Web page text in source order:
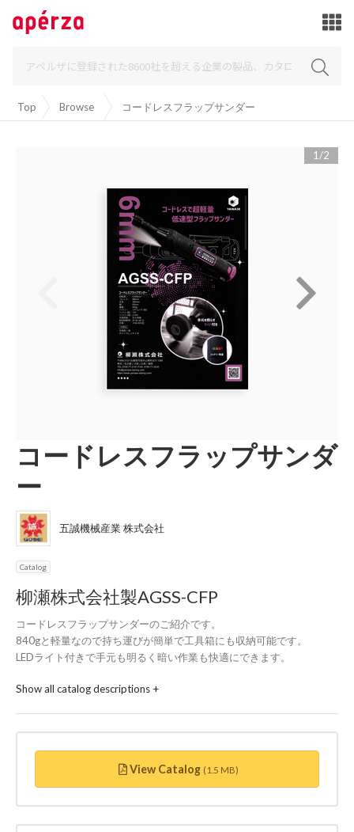
Top Browse コードレスフラップサンダー

1/2
コードレスフラップサンダ
ー
五誠機械産業 株式会社
Catalog
柳瀬株式会社製AGSS-CFP
コードレスフラップサンダーのご紹介です。
840gと軽量なので持ち運びが簡単で工具箱にも収納可能です。
LEDライト付きで手元も明るく暗い作業も快適にできます。
【仕様】
・幅：65㎜
・バッテリー電圧：12V
・バッテリー容量：2.0Ah
・充電時間：約5時間
Show all catalog descriptions +
View Catalog (1.5 MB)